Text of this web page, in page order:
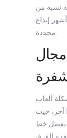
نسبة من
إيداع
محددة.
ألعاب
بفضل خط